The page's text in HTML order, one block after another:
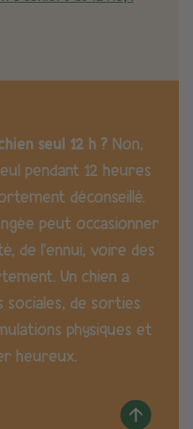
seul 12 h ? Non,
pendant 12 heures
déconseillé.
peut occasionner
de l’ennui, voire des
Un chien a
sociales, de sorties
physiques et
heureux.